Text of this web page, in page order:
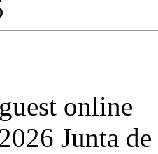
online
Junta de